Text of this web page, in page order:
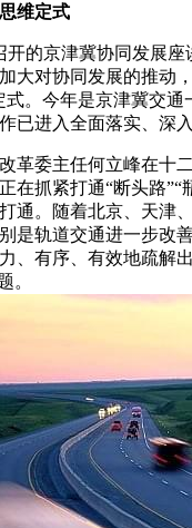
维定式
开的京津冀协同发展座
大对协同发展的推动
式。今年是京津冀交通
已进入全面落实、深
革委主任何立峰在十
在抓紧打通“断头路”“
通。随着北京、天津
是轨道交通进一步改
、有序、有效地疏解
。